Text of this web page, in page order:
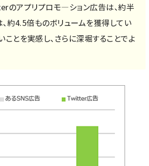
のアプリプロモ―ション広告は、約半
約4.5倍ものボリュームを獲得してい
とを実感し、さらに深堀することでよ